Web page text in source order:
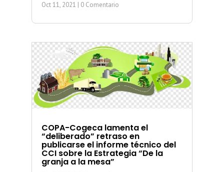
Oct 11, 2021 | 0 Comentario
COPA-Cogeca lamenta el
“deliberado” retraso en
publicarse el informe técnico del
CCI sobre la Estrategia “De la
granja a la mesa”